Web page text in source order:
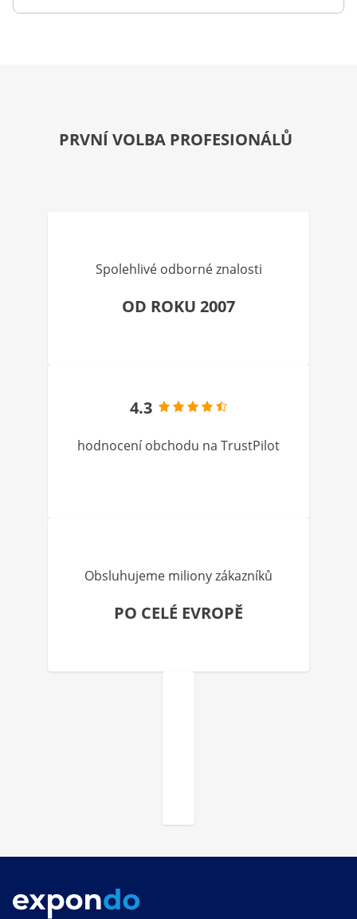
PRVNÍ VOLBA PROFESIONÁLŮ
Spolehlivé odborné znalosti
OD ROKU 2007
4.3
hodnocení obchodu na TrustPilot
Obsluhujeme miliony zákazníků
PO CELÉ EVROPĚ